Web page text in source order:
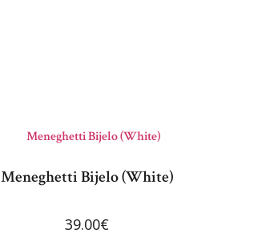
Meneghetti Bijelo (White)
39.00€